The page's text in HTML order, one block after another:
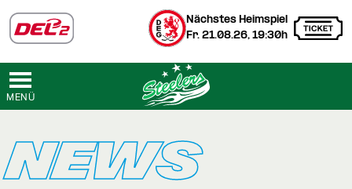
Nächstes Heimspiel
Fr. 21.08.26, 19:30h
MENÜ
NEWS